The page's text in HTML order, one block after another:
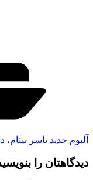
آلبوم جدید یاسر بینام،
دیدگاهتان را